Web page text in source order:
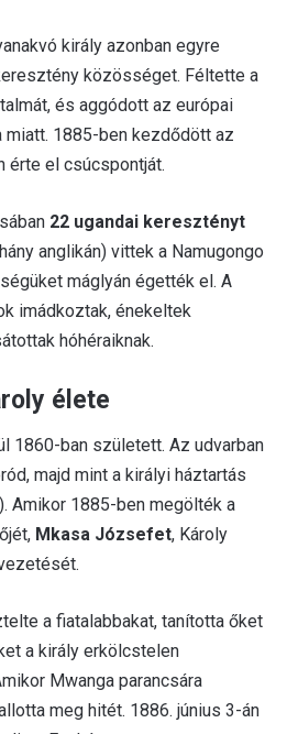
király azonban egyre
közösséget. Féltette a
és aggódott az európai
1885-ben kezdődött az
érte el csúcspontját.
22 ugandai keresztényt
anglikán) vittek a Namugongo
máglyán égették el. A
imádkoztak, énekeltek
hóhéraiknak.
élete
1860-ban született. Az udvarban
majd mint a királyi háztartás
Amikor 1885-ben megölték a
Mkasa Józsefet, Károly
a fiatalabbakat, tanította őket
a király erkölcstelen
Mwanga parancsára
meg hitét. 1886. június 3-án